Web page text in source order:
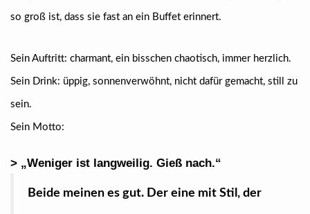
so groß ist, dass sie fast an ein Buffet erinnert.
Sein Auftritt: charmant, ein bisschen chaotisch, immer herzlich.
Sein Drink: üppig, sonnenverwöhnt, nicht dafür gemacht, still zu
sein.
Sein Motto:
> „Weniger ist langweilig. Gieß nach.“
Beide meinen es gut. Der eine mit Stil, der